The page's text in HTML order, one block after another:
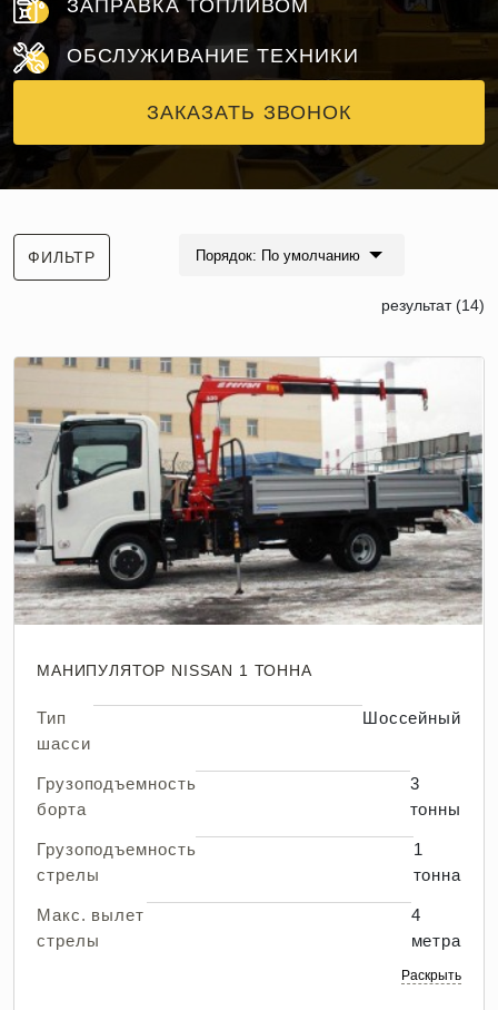
ЗАПРАВКА ТОПЛИВОМ
ОБСЛУЖИВАНИЕ ТЕХНИКИ
ЗАКАЗАТЬ ЗВОНОК
ФИЛЬТР Порядок: По умолчанию
результат (14)
МАНИПУЛЯТОР NISSAN 1 ТОННА
Тип
шасси
Шоссейный
Грузоподъемность
борта
3
тонны
Грузоподъемность
стрелы
1
тонна
Макс. вылет
стрелы
4
метра
Раскрыть